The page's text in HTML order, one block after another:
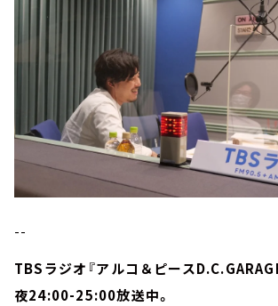
--
TBSラジオ『アルコ＆ピース
夜24:00-25:00放送中。